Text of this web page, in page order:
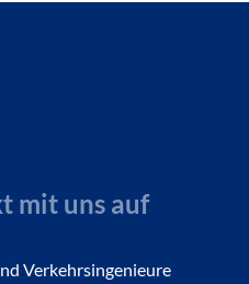
mit uns auf
Verkehrsingenieure